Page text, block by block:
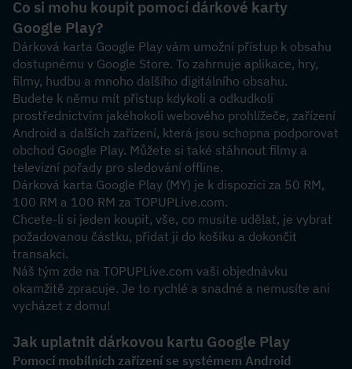
Co si mohu koupit pomocí dárkové karty
Google Play?
Dárková karta Google Play vám umožní přístup k obsahu
dostupnému v Google Store. To zahrnuje aplikace, hry,
filmy, hudbu a mnoho dalšího digitálního obsahu.
Budete k němu mít přístup kdykoli a odkudkoli
prostřednictvím jakéhokoli webového prohlížeče, zařízení
Android a dalších zařízení, která jsou schopna podporovat
obchod Google Play. Můžete si také stáhnout filmy a
televizní pořady pro sledování offline.
Dárková karta Google Play (MY) je k dispozici za 50 RM,
100 RM a 100 RM za TOPUPLive.com.
Chcete-li si jeden koupit, vše, co musíte udělat, je vybrat
požadovanou částku, přidat ji do košíku a dokončit
transakci.
Náš tým zde na TOPUPLive.com vaši objednávku
okamžitě zpracuje. Je to rychlé a snadné a nemusíte ani
vycházet z domu!
Jak uplatnit dárkovou kartu Google Play
Pomocí mobilních zařízení se systémem Android